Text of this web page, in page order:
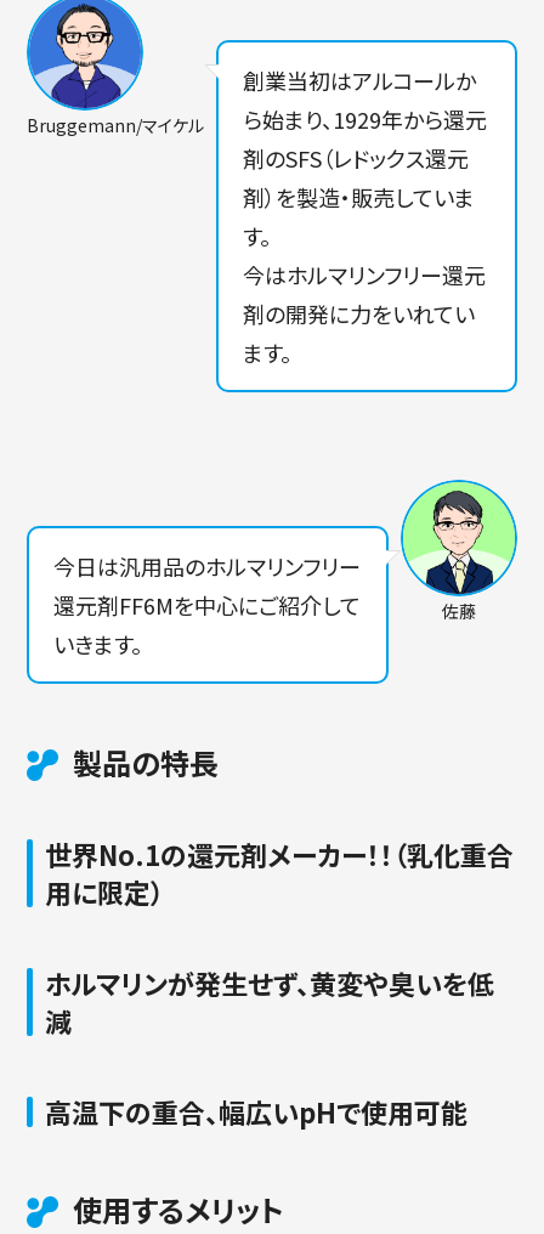
Bruggemann/マイケル
創業当初はアルコールか
ら始まり、1929年から還元
剤のSFS（レドックス還元
剤）を製造・販売していま
す。
今はホルマリンフリー還元
剤の開発に力をいれてい
ます。
今日は汎用品のホルマリンフリー
還元剤FF6Mを中心にご紹介して
いきます。
佐藤
製品の特長
世界No.1の還元剤メーカー！！（乳化重合
用に限定）
ホルマリンが発生せず、黄変や臭いを低
減
高温下の重合、幅広いpHで使用可能
使用するメリット